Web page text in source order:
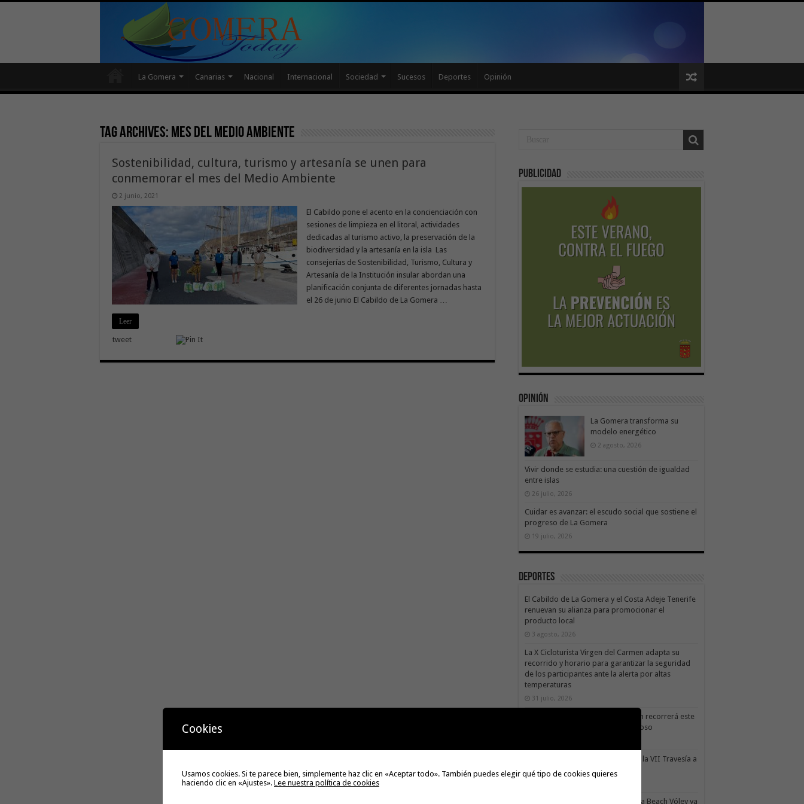
La Gomera Canarias Nacional Internacional Sociedad Sucesos Deportes Opinión
Tag Archives: mes del Medio Ambiente
Sostenibilidad, cultura, turismo y artesanía se unen para
conmemorar el mes del Medio Ambiente
2 junio, 2021
El Cabildo pone el acento en la concienciación con
sesiones de limpieza en el litoral, actividades
dedicadas al turismo activo, la preservación de la
biodiversidad y la artesanía en la isla Las
consejerías de Sostenibilidad, Turismo, Cultura y
Artesanía de la Institución insular abordan una
planificación conjunta de diferentes jornadas hasta
el 26 de junio El Cabildo de La Gomera …
Leer
tweet
Publicidad
Opinión
La Gomera transforma su
modelo energético
2 agosto, 2026
Vivir donde se estudia: una cuestión de igualdad
entre islas
26 julio, 2026
Cuidar es avanzar: el escudo social que sostiene el
progreso de La Gomera
19 julio, 2026
Deportes
El Cabildo de La Gomera y el Costa Adeje Tenerife
renuevan su alianza para promocionar el
producto local
3 agosto, 2026
La X Cicloturista Virgen del Carmen adapta su
recorrido y horario para garantizar la seguridad
de los participantes ante la alerta por altas
temperaturas
31 julio, 2026
La X Cicloturista Virgen del Carmen recorrerá este
sábado los paisajes de Vallehermoso
Valle Gran Rey acoge este sábado la VII Travesía a
Nado Isla Colombina
El II torneo Autonómico Gomahara Beach Vóley ya
Cookies
Usamos cookies. Si te parece bien, simplemente haz clic en «Aceptar todo». También puedes elegir qué tipo de cookies quieres
haciendo clic en «Ajustes». Lee nuestra política de cookies